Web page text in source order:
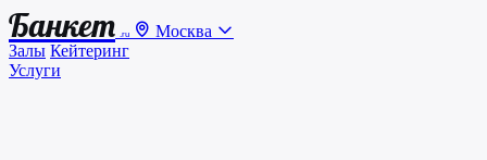
Банкет .ru
Москва
Залы Кейтеринг
Услуги